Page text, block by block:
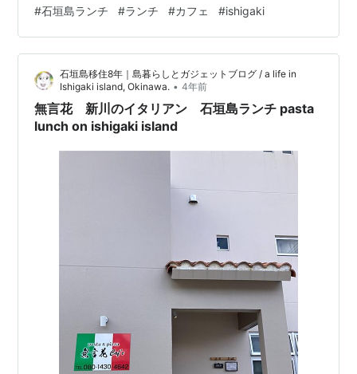
が、お天気が良ければ、キラキラと海が目の前に広がっ
て気持ちが良さそうです。 It's been a while since I had
lunch at Puka Puka, a seafront café. Hamburgers.
Butter chicken curry. And a …
#石垣島ランチ #ランチ #カフェ #ishigaki
石垣島移住8年｜島暮らしとガジェットブログ / a life in
Ishigaki island, Okinawa. • 4年前
無言花 新川のイタリアン 石垣島ランチ pasta
lunch on ishigaki island